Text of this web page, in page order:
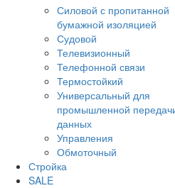
Силовой с пропитанной
бумажной изоляцией
Судовой
Телевизионный
Телефонной связи
Термостойкий
Универсальный для
промышленной
данных
Управления
Обмоточный
Стройка
SALE